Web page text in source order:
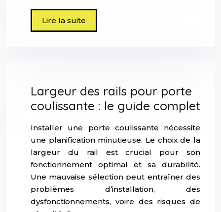
Lire la suite
Largeur des rails pour porte
coulissante : le guide complet
Installer une porte coulissante nécessite
une planification minutieuse. Le choix de la
largeur du rail est crucial pour son
fonctionnement optimal et sa durabilité.
Une mauvaise sélection peut entraîner des
problèmes d’installation, des
dysfonctionnements, voire des risques de